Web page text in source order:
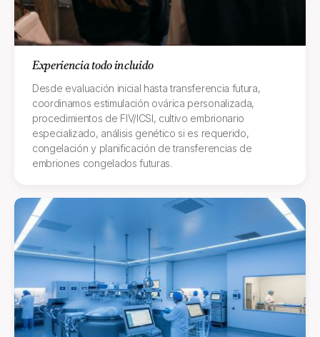
Experiencia todo incluido
Desde evaluación inicial hasta transferencia futura,
coordinamos estimulación ovárica personalizada,
procedimientos de FIV/ICSI, cultivo embrionario
especializado, análisis genético si es requerido,
congelación y planificación de transferencias de
embriones congelados futuras.